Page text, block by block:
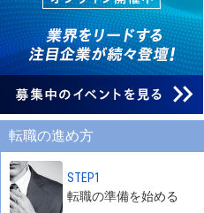
転職の進め方
STEP1
転職の準備を始める